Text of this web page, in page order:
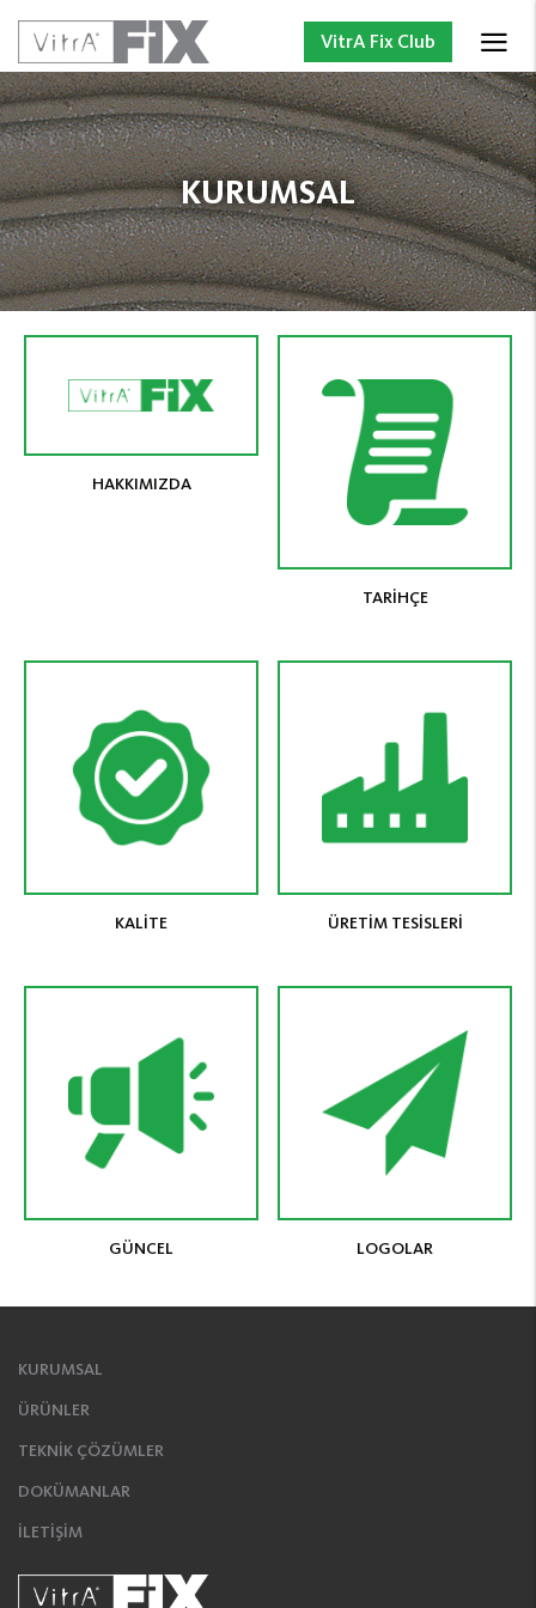
VitrA Fix Club
KURUMSAL
HAKKIMIZDA
TARİHÇE
KALİTE ÜRETİM TESİSLERİ
GÜNCEL LOGOLAR
KURUMSAL
ÜRÜNLER
TEKNİK ÇÖZÜMLER
DOKÜMANLAR
İLETİŞİM